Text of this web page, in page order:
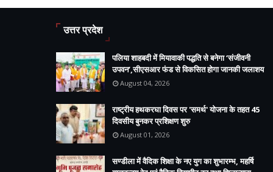
उत्तर प्रदेश
पलिया शाहबदी में मियावाकी पद्धति से बनेगा ‘संजीवनी
उपवन’,सीएसआर फंड से विकसित होगा जानकी जलाशय
August 04, 2026
राष्ट्रीय हथकरघा दिवस पर 'समर्थ' योजना के तहत 45
दिवसीय बुनकर प्रशिक्षण शुरु
August 01, 2026
सण्डीला में वैदिक शिक्षा के नए युग का शुभारम्भ, महर्षि